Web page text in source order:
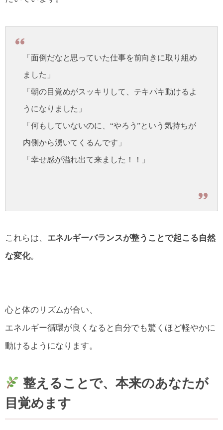
「面倒だなと思っていた仕事を前向きに取り組め
ました」
「朝の目覚めがスッキリして、テキパキ動けるよ
うになりました」
「何もしていないのに、“やろう”という気持ちが
内側から湧いてくるんです」
「幸せ感が溢れ出て来ました！！」
これらは、 エネルギーバランスが整うことで起こる自然
な変化。
心と体のリズムが合い、
エネルギー循環が良くなると自分でも驚くほど軽やかに
動けるようになります。
整えることで、本来のあなたが
目覚めます